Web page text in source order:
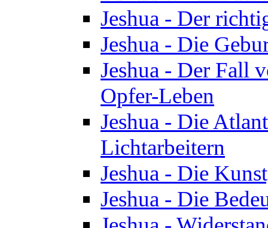
Jeshua - Der
Jeshua - Die
Jeshua - Der Fall
Opfer-Leben
Jeshua - Die
Lichtarbeitern
Jeshua - Die
Jeshua - Die